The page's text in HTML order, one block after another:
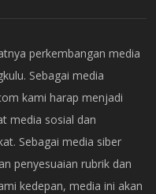
perkembangan media
Sebagai media
kami harap menjadi
media sosial dan
Sebagai media siber
penyesuaian rubrik dan
kedepan, media ini akan